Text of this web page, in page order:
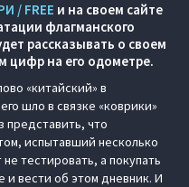
/ FREE и на своем сайте
флагманского
рассказывать о своем
цифр на его одометре.
«китайский» в
шло в связке «коврики»
представить, что
испытавший несколько
тестировать, а покупать
вести об этом дневник. И